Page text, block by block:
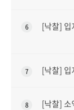
6 [낙찰] 입
7 [낙찰] 입
8 [낙찰] 소